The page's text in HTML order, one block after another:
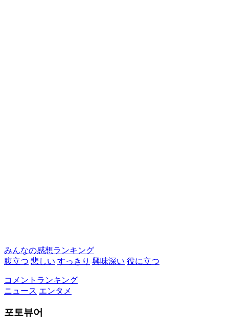
みんなの感想ランキング
腹立つ 悲しい すっきり 興味深い 役に立つ
コメントランキング
ニュース エンタメ
포토뷰어